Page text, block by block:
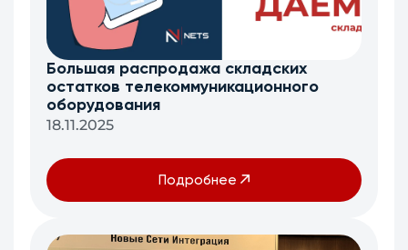
Большая распродажа складских
остатков телекоммуникационного
оборудования
18.11.2025
Подробнее